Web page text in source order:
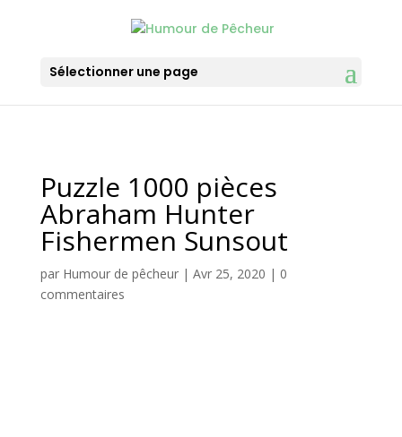
Sélectionner une page
Puzzle 1000 pièces
Abraham Hunter
Fishermen Sunsout
par Humour de pêcheur| Avr 25, 2020 | 0
commentaires